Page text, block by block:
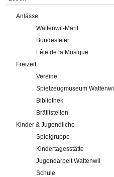
Anlässe
Wattenwil-Märit
Bundesfeier
Fête de la Musique
Freizeit
Vereine
Spielzeugmuseum Wattenwil
Bibliothek
Brätlistellen
Kinder & Jugendliche
Spielgruppe
Kindertagesstätte
Jugendarbeit Wattenwil
Schule